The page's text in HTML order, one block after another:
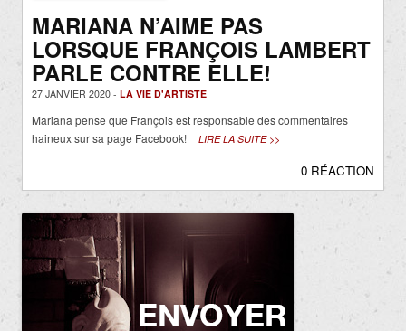
MARIANA N’AIME PAS
LORSQUE FRANÇOIS LAMBERT
PARLE CONTRE ELLE!
27 JANVIER 2020 - LA VIE D'ARTISTE
Mariana pense que François est responsable des commentaires
haineux sur sa page Facebook!
LIRE LA SUITE >>
0 RÉACTION